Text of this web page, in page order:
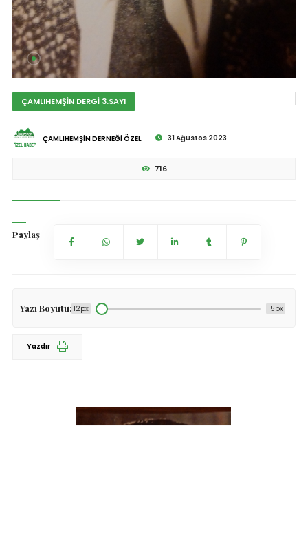
ÇAMLIHEMŞİN DERGİ 3.SAYI
ÇAMLIHEMŞİN DERNEĞİ ÖZEL 31 Ağustos 2023
716
Paylaş
Yazı Boyutu: 12px 15px
Yazdır